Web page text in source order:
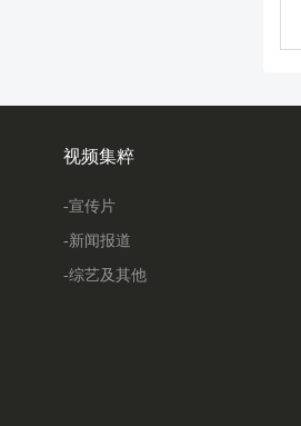
视频集粹
-宣传片
-新闻报道
-综艺及其他